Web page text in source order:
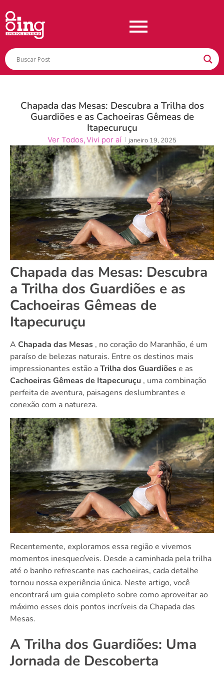
Chapada das Mesas: Descubra a Trilha dos
Guardiões e as Cachoeiras Gêmeas de
Itapecuruçu
Ver Todos,Vivi por aí janeiro 19, 2025
Chapada das Mesas: Descubra
a Trilha dos Guardiões e as
Cachoeiras Gêmeas de
Itapecuruçu
A Chapada das Mesas , no coração do Maranhão, é um
paraíso de belezas naturais. Entre os destinos mais
impressionantes estão aTrilha dos Guardiõese as
Cachoeiras Gêmeas de Itapecuruçu , uma combinação
perfeita de aventura, paisagens deslumbrantes e
conexão com a natureza.
Recentemente, exploramos essa região e vivemos
momentos inesquecíveis. Desde a caminhada pela trilha
até o banho refrescante nas cachoeiras, cada detalhe
tornou nossa experiência única. Neste artigo, você
encontrará um guia completo sobre como aproveitar ao
máximo esses dois pontos incríveis da Chapada das
Mesas.
A Trilha dos Guardiões: Uma
Jornada de Descoberta